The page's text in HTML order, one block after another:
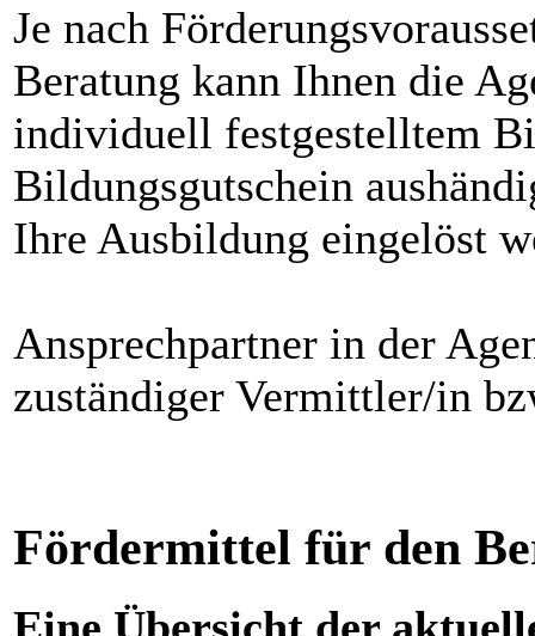
Je nach
Beratung kann Ihnen die
individuell festgestelltem
Bildungsgutschein
Ihre Ausbildung eingelöst
Ansprechpartner in der
zuständiger Vermittler/in
Fördermittel für den
Eine Übersicht der